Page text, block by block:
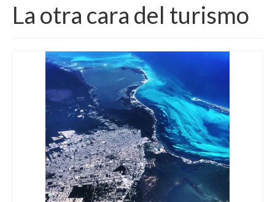
La otra cara del turismo